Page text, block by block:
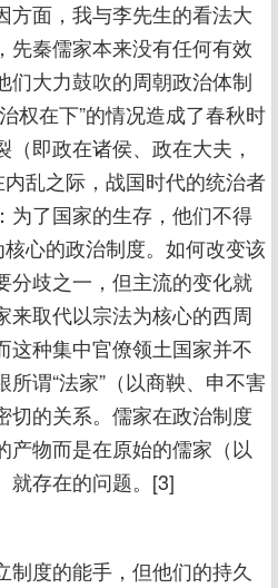
方面，我与李先生的看法大
先秦儒家本来没有任何有效
们大力鼓吹的周朝政治体制
权在下”的情况造成了春秋时
即政在诸侯、政在大夫，
内乱之际，战国时代的统治者
为了国家的生存，他们不得
核心的政治制度。如何改变该
分歧之一，但主流的变化就
来取代以宗法为核心的西周
这种集中官僚领土国家并不
谓“法家”（以商鞅、申不害
切的关系。儒家在政治制度
产物而是在原始的儒家（以
就存在的问题。[3]
制度的能手，但他们的持久